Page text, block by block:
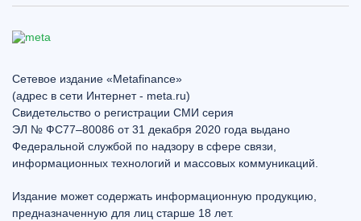
Сетевое издание «Metafinance»
(адрес в сети Интернет - meta.ru)
Свидетельство о регистрации СМИ серия
ЭЛ № ФС77–80086 от 31 декабря 2020 года выдано
Федеральной службой по надзору в сфере связи,
информационных технологий и массовых коммуникаций.
Издание может содержать информационную продукцию,
предназначенную для лиц старше 18 лет.